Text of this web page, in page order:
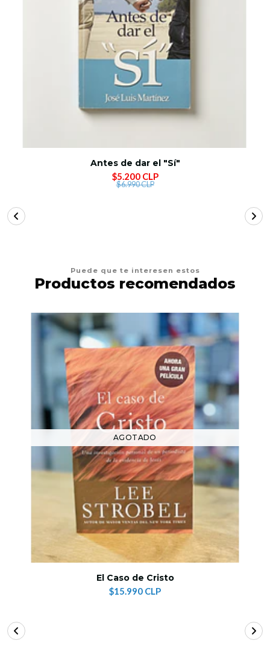
Antes de dar el "Sí"
$5.200 CLP
$6.990 CLP
Puede que te interesen estos
Productos recomendados
AGOTADO
El Caso de Cristo
$15.990 CLP